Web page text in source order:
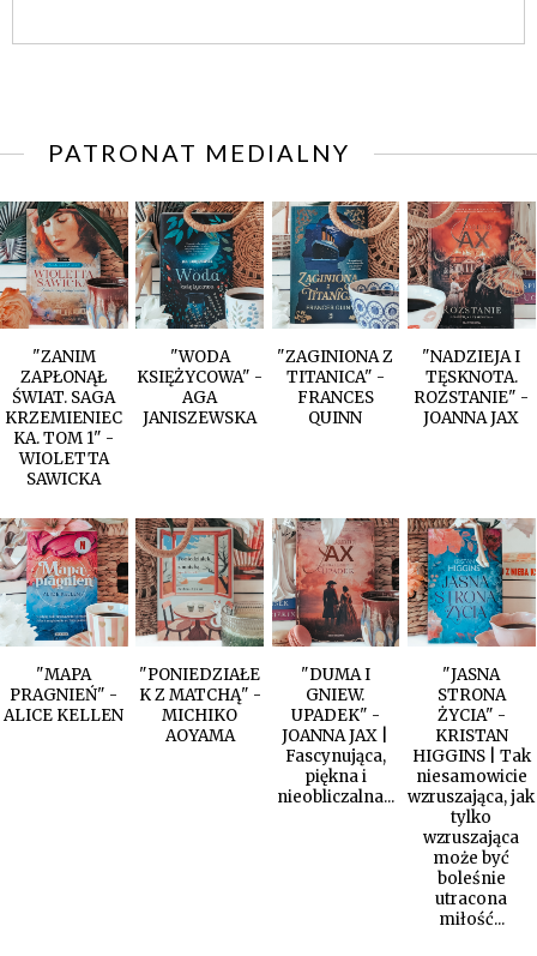
PATRONAT MEDIALNY
"ZANIM
ZAPŁONĄŁ
ŚWIAT. SAGA
KRZEMIENIEC
KA. TOM 1" -
WIOLETTA
SAWICKA
"WODA
KSIĘŻYCOWA" -
AGA
JANISZEWSKA
"ZAGINIONA Z
TITANICA" -
FRANCES
QUINN
"NADZIEJA I
TĘSKNOTA.
ROZSTANIE" -
JOANNA JAX
"MAPA
PRAGNIEŃ" -
ALICE KELLEN
"PONIEDZIAŁE
K Z MATCHĄ" -
MICHIKO
AOYAMA
"DUMA I
GNIEW.
UPADEK" -
JOANNA JAX |
Fascynująca,
piękna i
nieobliczalna...
"JASNA
STRONA
ŻYCIA" -
KRISTAN
HIGGINS | Tak
niesamowicie
wzruszająca, jak
tylko
wzruszająca
może być
boleśnie
utracona
miłość...